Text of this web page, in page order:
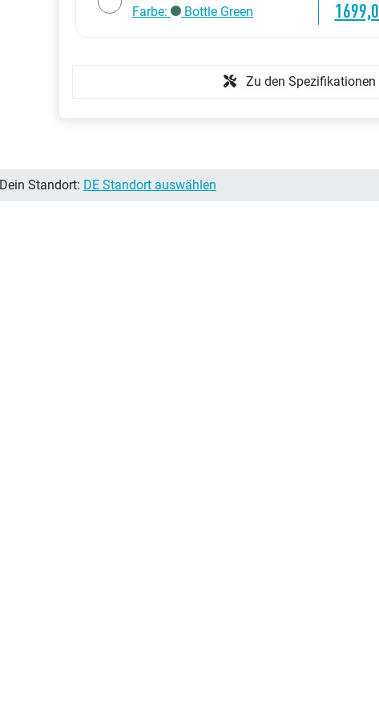
Farbe:
Bottle Green
Zu den Spezifikationen
Dein Standort: DE Standort auswählen